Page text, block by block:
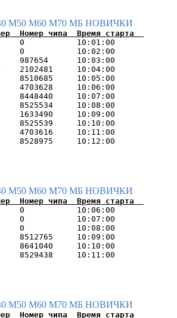
М50 М60 М70 МБ НОВИЧКИ
101    0           10:01:00
0           10:02:00
987654      10:03:00
2102481     10:04:00
8510685     10:05:00
4703628     10:06:00
8448440     10:07:00
8525534     10:08:00
1633490     10:09:00
8525539     10:10:00
4703616     10:11:00
М50 М60 М70 МБ НОВИЧКИ
0           10:06:00
307    0           10:07:00
308    0           10:08:00
8512765     10:09:00
8641040     10:10:00
М50 М60 М70 МБ НОВИЧКИ